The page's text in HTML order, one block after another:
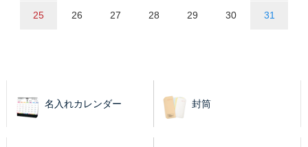
25 26 27 28 29 30 31
名入れカレンダー 封筒